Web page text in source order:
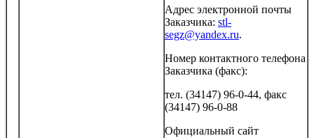
Адрес электронной почты
Заказчика: stl-
segz@yandex.ru.
Номер контактного телефона
Заказчика (факс):
тел. (34147) 96-0-44, факс
(34147) 96-0-88
Официальный сайт